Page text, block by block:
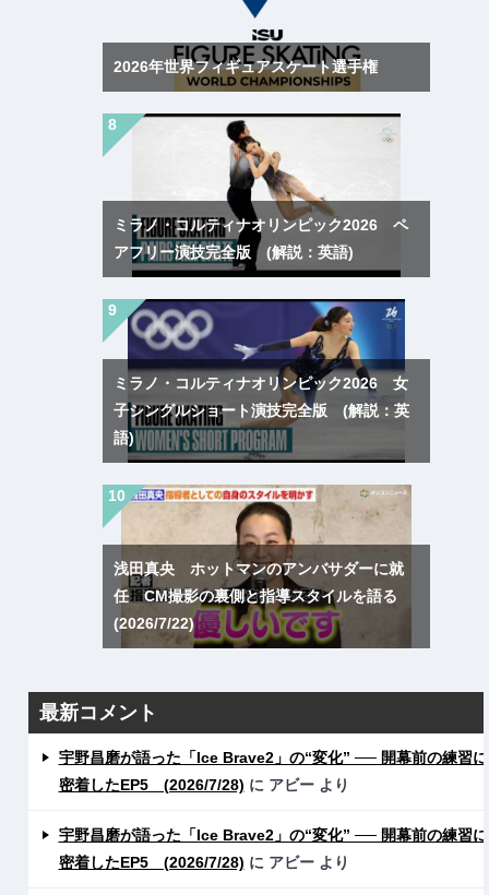
2026年世界フィギュアスケート選手権
ミラノ・コルティナオリンピック2026 ペ
アフリー演技完全版 (解説：英語)
ミラノ・コルティナオリンピック2026 女
子シングルショート演技完全版 (解説：英
語)
浅田真央 ホットマンのアンバサダーに就
任 CM撮影の裏側と指導スタイルを語る
(2026/7/22)
最新コメント
宇野昌磨が語った「Ice Brave2」の“変化” ── 開幕前の練習に
密着したEP5 (2026/7/28) に アビーより
宇野昌磨が語った「Ice Brave2」の“変化” ── 開幕前の練習に
密着したEP5 (2026/7/28) に アビーより